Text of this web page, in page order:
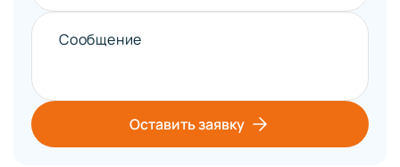
Сообщение
Оставить заявку